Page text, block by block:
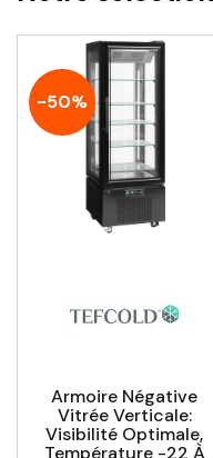
-50%
Armoire Négative
Vitrée Verticale:
Visibilité Optimale,
Température -22 À